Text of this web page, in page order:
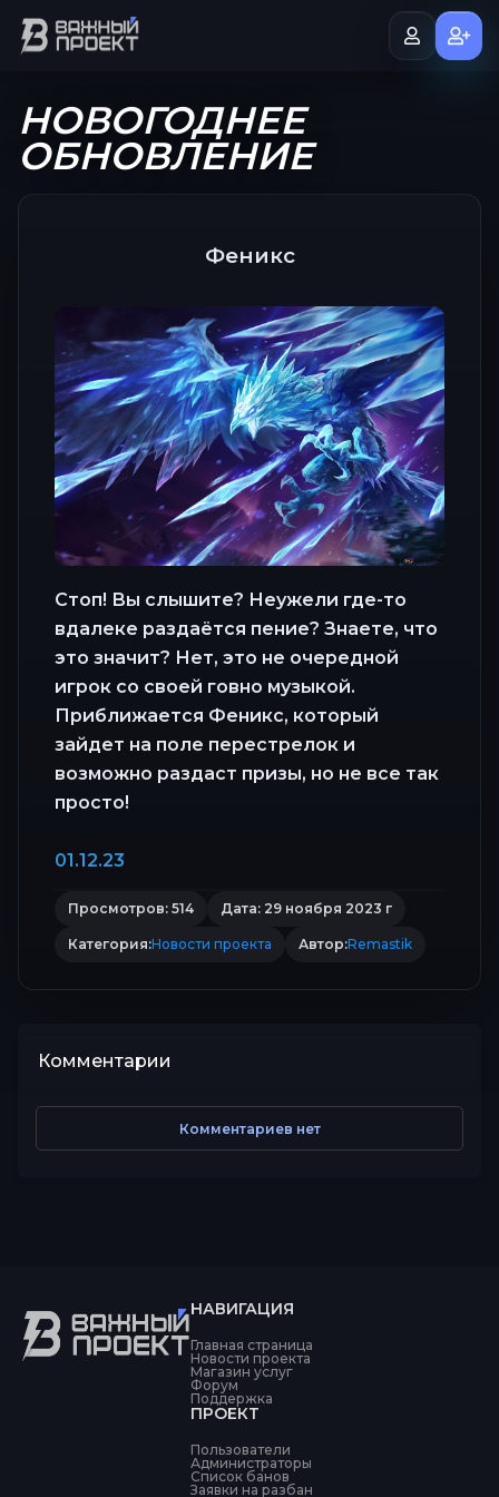
НОВОГОДНЕЕ
ОБНОВЛЕНИЕ
Феникс
Стоп! Вы слышите? Неужели где-то
вдалеке раздаётся пение? Знаете, что
это значит? Нет, это не очередной
игрок со своей говно музыкой.
Приближается Феникс, который
зайдет на поле перестрелок и
возможно раздаст призы, но не все так
просто!
01.12.23
Просмотров: 514 Дата: 29 ноября 2023 г
Категория:Новости проекта Автор:Remastik
Комментарии
Комментариев нет
НАВИГАЦИЯ
Главная страница
Новости проекта
Магазин услуг
Форум
Поддержка
ПРОЕКТ
Пользователи
Администраторы
Список банов
Заявки на разбан